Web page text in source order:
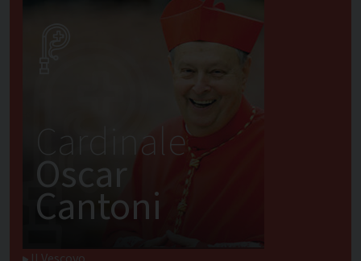
Cardinale
Oscar
Cantoni